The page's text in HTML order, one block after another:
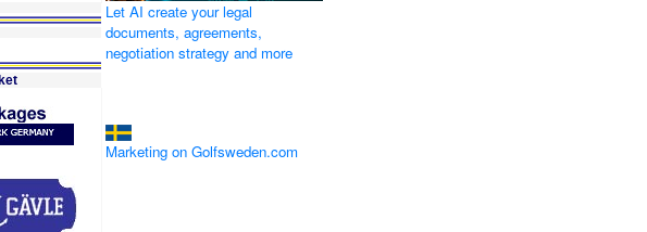
Let AI create your legal
documents, agreements,
negotiation strategy and more
Marketing on Golfsweden.com